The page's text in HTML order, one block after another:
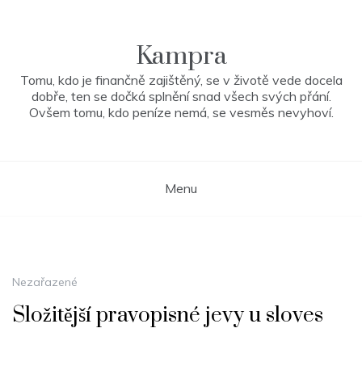
Kampra
Tomu, kdo je finančně zajištěný, se v životě vede docela
dobře, ten se dočká splnění snad všech svých přání.
Ovšem tomu, kdo peníze nemá, se vesměs nevyhoví.
Menu
Nezařazené
Složitější pravopisné jevy u sloves